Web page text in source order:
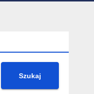
Szukaj